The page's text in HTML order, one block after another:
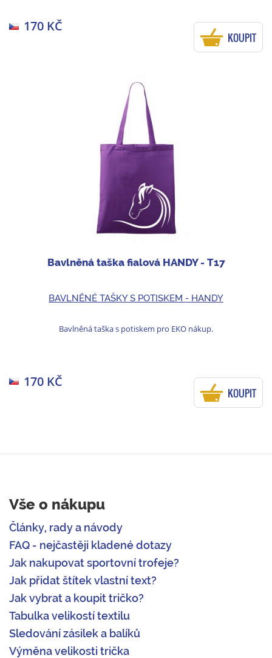
170 KČ
KOUPIT
Bavlněná taška fialová HANDY - T17
BAVLNĚNÉ TAŠKY S POTISKEM - HANDY
Bavlněná taška s potiskem pro EKO nákup.
170 KČ
KOUPIT
Vše o nákupu
Články, rady a návody
FAQ - nejčastěji kladené dotazy
Jak nakupovat sportovní trofeje?
Jak přidat štítek vlastní text?
Jak vybrat a koupit tričko?
Tabulka velikostí textilu
Sledování zásilek a balíků
Výměna velikosti trička